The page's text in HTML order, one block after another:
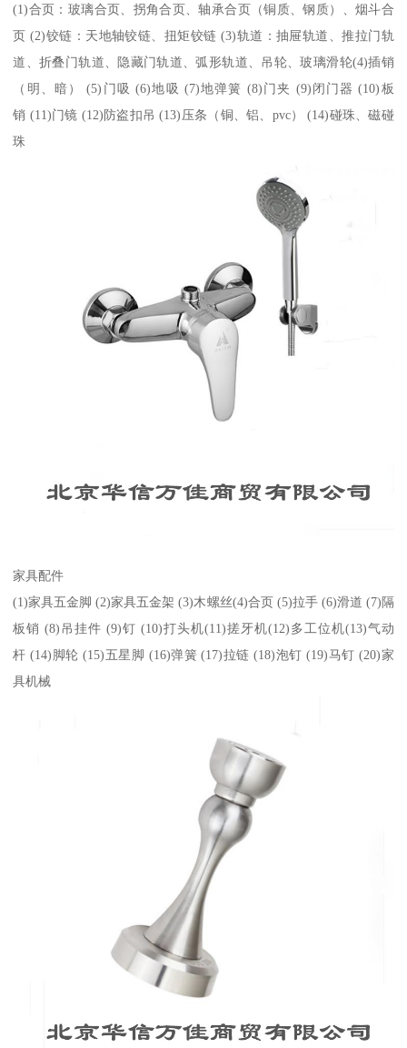
(1)合页：玻璃合页、拐角合页、轴承合页（铜质、钢质）、烟斗合
页 (2)铰链：天地轴铰链、扭矩铰链 (3)轨道：抽屉轨道、推拉门轨
道、折叠门轨道、隐藏门轨道、弧形轨道、吊轮、玻璃滑轮(4)插销
（明、暗） (5)门吸 (6)地吸 (7)地弹簧 (8)门夹 (9)闭门器 (10)板
销 (11)门镜 (12)防盗扣吊 (13)压条（铜、铝、pvc） (14)碰珠、磁碰
珠
家具配件
(1)家具五金脚 (2)家具五金架 (3)木螺丝(4)合页 (5)拉手 (6)滑道 (7)隔
板销 (8)吊挂件 (9)钉 (10)打头机(11)搓牙机(12)多工位机(13)气动
杆 (14)脚轮 (15)五星脚 (16)弹簧 (17)拉链 (18)泡钉 (19)马钉 (20)家
具机械